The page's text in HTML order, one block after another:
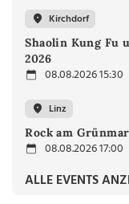
Kirchdorf
Shaolin Kung Fu
2026
08.08.2026 15:30
Linz
Rock am
08.08.2026 17:00
ALLE EVENTS